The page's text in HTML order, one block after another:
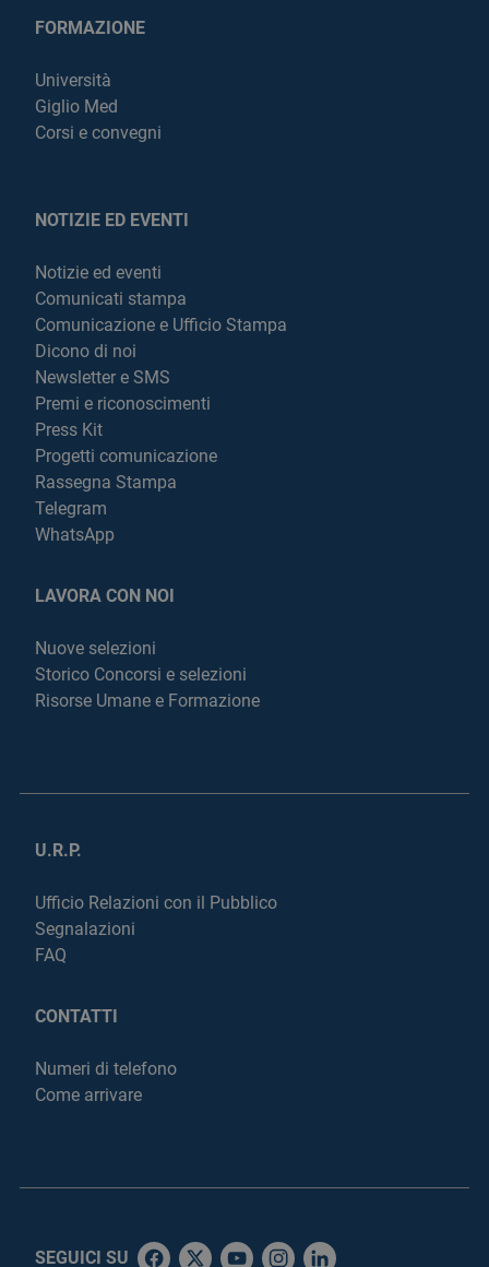
FORMAZIONE
Università
Giglio Med
Corsi e convegni
NOTIZIE ED EVENTI
Notizie ed eventi
Comunicati stampa
Comunicazione e Ufficio Stampa
Dicono di noi
Newsletter e SMS
Premi e riconoscimenti
Press Kit
Progetti comunicazione
Rassegna Stampa
Telegram
WhatsApp
LAVORA CON NOI
Nuove selezioni
Storico Concorsi e selezioni
Risorse Umane e Formazione
U.R.P.
Ufficio Relazioni con il Pubblico
Segnalazioni
FAQ
CONTATTI
Numeri di telefono
Come arrivare
SEGUICI SU